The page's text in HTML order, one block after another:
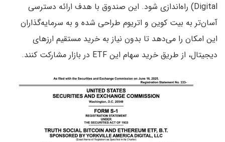
Digital) راه‌اندازی شود. این صندوق با هدف ارائه دسترسی
آسان‌تر به بیت کوین و اتریوم طراحی شده و به سرمایه‌گذاران
این امکان را می‌دهد تا بدون نیاز به خرید مستقیم ارزهای
دیجیتال، از طریق خرید سهام این ETF در بازار مشارکت کنند.